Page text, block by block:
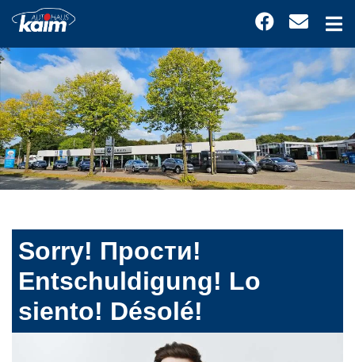
Sorry! Прости!
Entschuldigung! Lo
siento! Désolé!